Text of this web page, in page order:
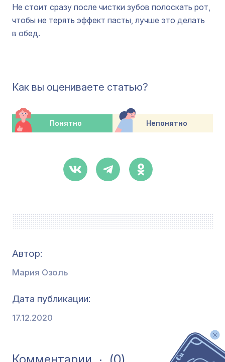
Не стоит сразу после чистки зубов полоскать рот,
чтобы не терять эффект пасты, лучше это делать
в обед.
Как вы оцениваете статью?
Понятно Непонятно
Автор:
Мария Озоль
Дата публикации
17.12.2020